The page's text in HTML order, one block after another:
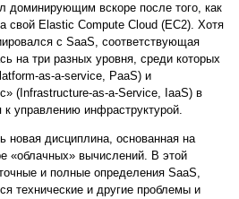
доминирующим вскоре после того, как
свой Elastic Compute Cloud (EC2). Хотя
с SaaS, соответствующая
на три разных уровня, среди которых
as-a-service, PaaS) и
(Infrastructure-as-a-Service, IaaS) в
к управлению инфраструктурой.
новая дисциплина, основанная на
«облачных» вычислений. В этой
и полные определения SaaS,
технические и другие проблемы и